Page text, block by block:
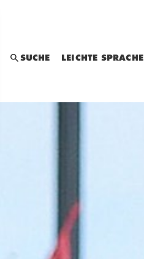
SUCHE LEICHTE SPRACHE